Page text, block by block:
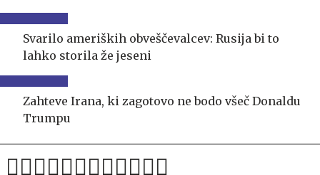
Svarilo ameriških obveščevalcev: Rusija bi to
lahko storila že jeseni
Zahteve Irana, ki zagotovo ne bodo všeč Donaldu
Trumpu